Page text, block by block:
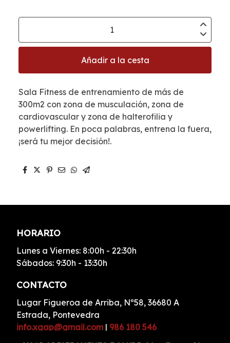
Añadir a la cesta
Sala Fitness de entrenamiento de más de
300m2 con zona de musculación, zona de
cardiovascular y zona de halterofilia y
powerlifting. En poca palabras, entrena la fuera,
¡será tu mejor decisión!.
HORARIO
Lunes a Viernes: 8:00h - 22:30h
Sábados: 9:30h - 13:30h
CONTACTO
Lugar Figueroa de Arriba, Nº58, 36680 A
Estrada, Pontevedra
info.xgap@gmail.com | 986 180 546